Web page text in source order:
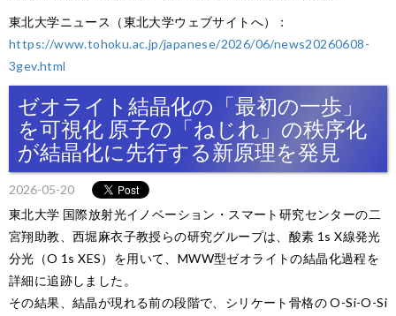
東北大学ニュース（東北大学ウェブサイトへ）：
https://www.tohoku.ac.jp/japanese/2026/06/news20260608-
3gev.html
ゼオライト結晶化の「最初の一歩」
を可視化 原子の「ねじれ」の秩序化
が結晶化に先行する新原理を発見
2026-05-20
東北大学 国際放射光イノベーション・スマート研究センターの二
宮翔助教、西堀麻衣子教授らの研究グループは、酸素 1s X線発光
分光（O 1s XES）を用いて、MWW型ゼオライトの結晶化過程を
詳細に追跡しました。
その結果、結晶が現れる前の段階で、シリケート骨格の O-Si-O-Si